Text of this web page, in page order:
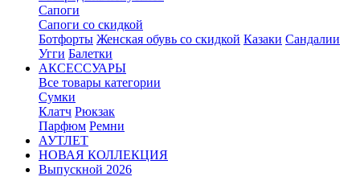
Сапоги
Сапоги со скидкой
Ботфорты Женская обувь со скидкой Казаки Сандалии
Угги Балетки
АКСЕССУАРЫ
Все товары категории
Сумки
Клатч Рюкзак
Парфюм Ремни
АУТЛЕТ
НОВАЯ КОЛЛЕКЦИЯ
Выпускной 2026